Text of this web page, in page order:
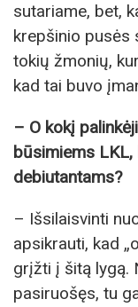
sutariame, bet,
krepšinio pusės
tokių žmonių,
kad tai buvo
– O kokį
būsimiems LKL,
debiutantams?
– Išsilaisvinti
apsikrauti, kad
grįžti į šitą lygą.
pasiruošęs, tu